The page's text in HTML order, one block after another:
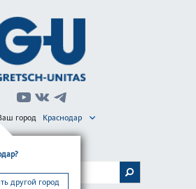
другой город
город Краснодар